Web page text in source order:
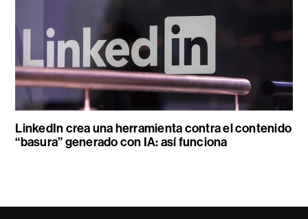
LinkedIn crea una herramienta contra el contenido
“basura” generado con IA: así funciona